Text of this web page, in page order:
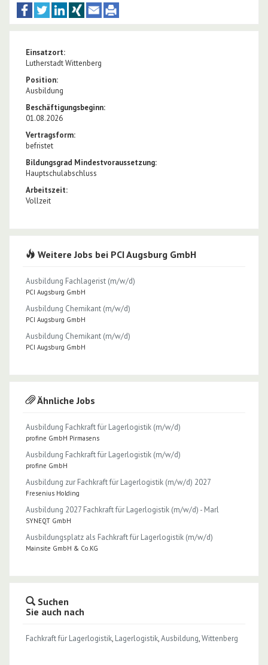
Einsatzort:
Lutherstadt Wittenberg
Position:
Ausbildung
Beschäftigungsbeginn:
01.08.2026
Vertragsform:
befristet
Bildungsgrad Mindestvoraussetzung:
Hauptschulabschluss
Arbeitszeit:
Vollzeit
Weitere Jobs bei PCI Augsburg GmbH
Ausbildung Fachlagerist (m/w/d)
PCI Augsburg GmbH
Ausbildung Chemikant (m/w/d)
PCI Augsburg GmbH
Ausbildung Chemikant (m/w/d)
PCI Augsburg GmbH
Ähnliche Jobs
Ausbildung Fachkraft für Lagerlogistik (m/w/d)
profine GmbH Pirmasens
Ausbildung Fachkraft für Lagerlogistik (m/w/d)
profine GmbH
Ausbildung zur Fachkraft für Lagerlogistik (m/w/d) 2027
Fresenius Holding
Ausbildung 2027 Fachkraft für Lagerlogistik (m/w/d) - Marl
SYNEQT GmbH
Ausbildungsplatz als Fachkraft für Lagerlogistik (m/w/d)
Mainsite GmbH & Co.KG
Suchen
Sie auch nach
Fachkraft für Lagerlogistik, Lagerlogistik,Ausbildung,Wittenberg